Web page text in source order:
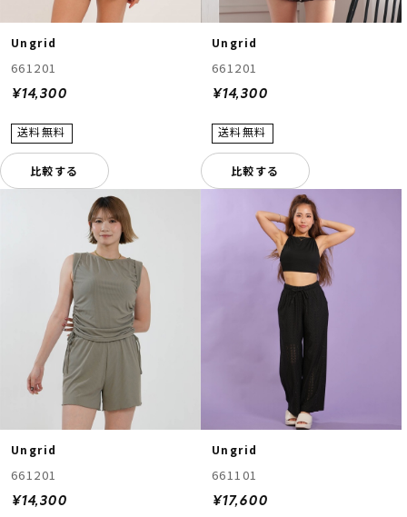
Ungrid
661201
¥14,300
比較する
Ungrid
661201
¥14,300
比較する
Ungrid
661201
¥14,300
Ungrid
661101
¥17,600